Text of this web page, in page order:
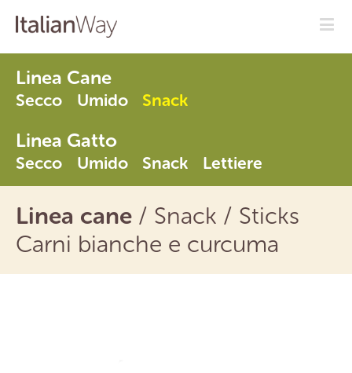
Linea Cane
Secco Umido Snack
Linea Gatto
Secco Umido Snack Lettiere
Linea cane / Snack / Sticks
Carni bianche e curcuma